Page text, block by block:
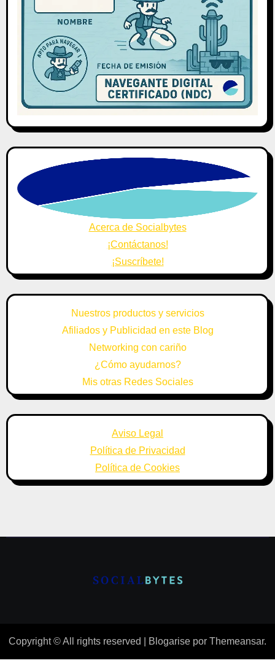
Acerca de Socialbytes
¡Contáctanos!
¡Suscríbete!
Nuestros productos y servicios
Afiliados y Publicidad en este Blog
Networking con cariño
¿Cómo ayudarnos?
Mis otras Redes Sociales
Aviso Legal
Política de Privacidad
Política de Cookies
Copyright © All rights reserved Blogarise por Themeansar.